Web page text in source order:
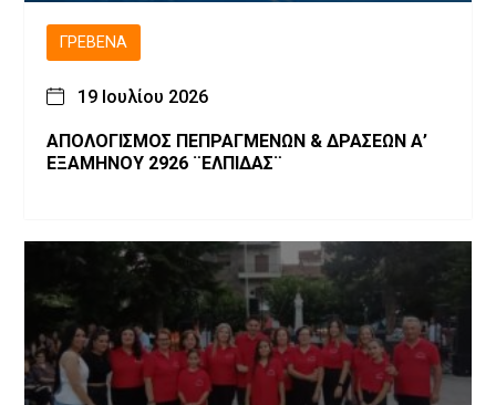
ΓΡΕΒΕΝΆ
19 Ιουλίου 2026
ΑΠΟΛΟΓΙΣΜΟΣ ΠΕΠΡΑΓΜΕΝΩΝ & ΔΡΑΣΕΩΝ Α’
ΕΞΑΜΗΝΟΥ 2926 ¨ΕΛΠΙΔΑΣ¨